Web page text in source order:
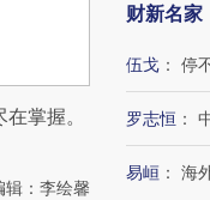
掌握。
：李绘馨
财新名家
伍戈 ： 停
罗志恒 ：
易峘 ： 海